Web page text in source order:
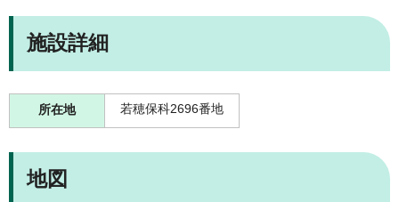
施設詳細
所在地 若穂保科2696番地
地図